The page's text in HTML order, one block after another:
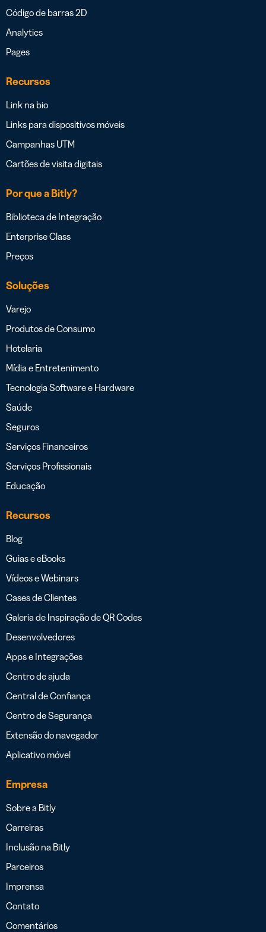
Código de barras 2D
Analytics
Pages
Recursos
Link na bio
Links para dispositivos móveis
Campanhas UTM
Cartões de visita digitais
Por que a Bitly?
Biblioteca de Integração
Enterprise Class
Preços
Soluções
Varejo
Produtos de Consumo
Hotelaria
Mídia e Entretenimento
Tecnologia Software e Hardware
Saúde
Seguros
Serviços Financeiros
Serviços Profissionais
Educação
Recursos
Blog
Guias e eBooks
Vídeos e Webinars
Cases de Clientes
Galeria de Inspiração de QR Codes
Desenvolvedores
Apps e Integrações
Centro de ajuda
Central de Confiança
Centro de Segurança
Extensão do navegador
Aplicativo móvel
Empresa
Sobre a Bitly
Carreiras
Inclusão na Bitly
Parceiros
Imprensa
Contato
Comentários